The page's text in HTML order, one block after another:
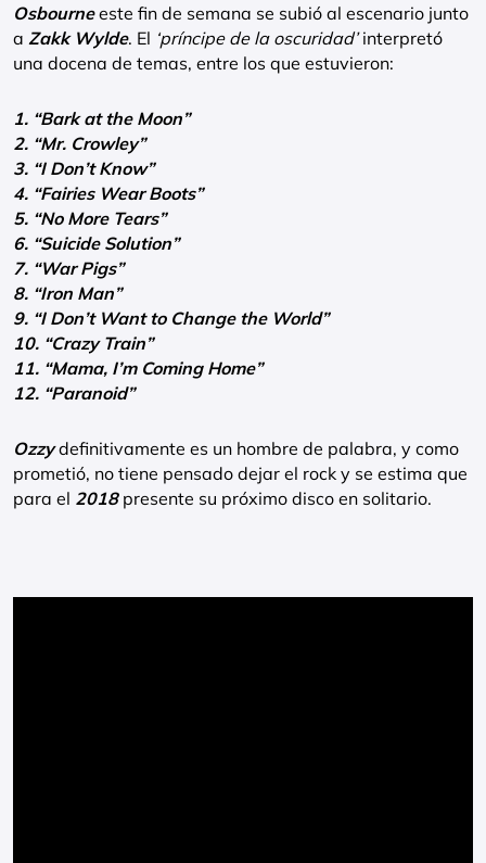
Osbourneeste fin de semana se subió al escenario junto
a Zakk Wylde. El ‘príncipe de la oscuridad’interpretó
una docena de temas, entre los que estuvieron:
1. “Bark at the Moon”
2. “Mr. Crowley”
3. “I Don’t Know”
4. “Fairies Wear Boots”
5. “No More Tears”
6. “Suicide Solution”
7. “War Pigs”
8. “Iron Man”
9. “I Don’t Want to Change the World”
10. “Crazy Train”
11. “Mama, I’m Coming Home”
12. “Paranoid”
Ozzy definitivamente es un hombre de palabra, y como
prometió, no tiene pensado dejar el rock y se estima que
para el 2018presente su próximo disco en solitario.